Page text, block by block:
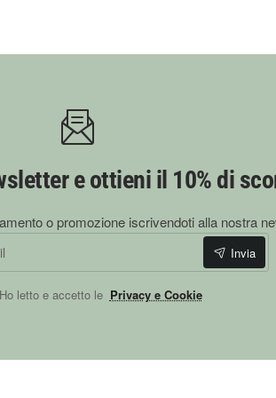
e ottieni il 10% di
o promozione iscrivendoti alla nostra
Invia
Ho letto e accetto le Privacy e Cookie